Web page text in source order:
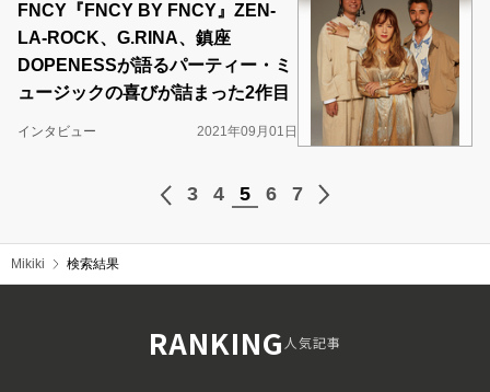
FNCY『FNCY BY FNCY』ZEN-
LA-ROCK、G.RINA、鎮座
DOPENESSが語るパーティー・ミ
ュージックの喜びが詰まった2作目
インタビュー 2021年09月01日
3 4 5 6 7
Mikiki 検索結果
RANKING人気記事